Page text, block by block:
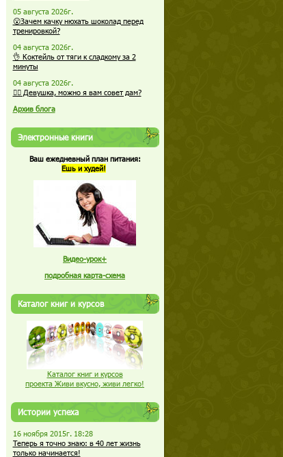
05 августа 2026г.
😮Зачем качку нюхать шоколад перед
тренировкой?
04 августа 2026г.
👌 Коктейль от тяги к сладкому за 2
минуты
04 августа 2026г.
🏋️‍♀️ Девушка, можно я вам совет дам?
Архив блога
Электронные книги
Ваш ежедневный план питания:
Ешь и худей!
Видео-урок+
подробная карта-схема
Каталог книг и курсов
Каталог книг и курсов
проекта Живи вкусно, живи легко!
Истории успеха
16 ноября 2015г. 18:28
Теперь я точно знаю: в 40 лет жизнь
только начинается!